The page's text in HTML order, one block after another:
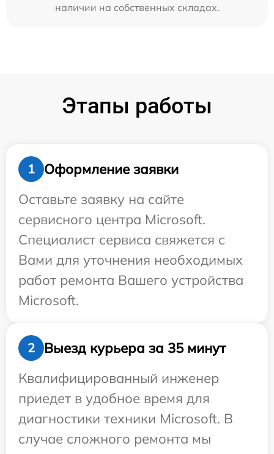
наличии на собственных складах.
Этапы работы
1
Оформление заявки
Оставьте заявку на сайте
сервисного центра Microsoft.
Специалист сервиса свяжется с
Вами для уточнения необходимых
работ ремонта Вашего устройства
Microsoft.
2
Выезд курьера за 35 минут
Квалифицированный инженер
приедет в удобное время для
диагностики техники Microsoft. В
случае сложного ремонта мы